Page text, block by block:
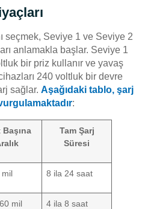
seçmek, Seviye 1 ve Seviye 2
anlamakla başlar. Seviye 1
bir priz kullanır ve yavaş
240 voltluk bir devre
sağlar. Aşağıdaki tablo, şarj
:
Başına
Tam Şarj
Süresi
mil 8 ila 24 saat
mil 4 ila 8 saat